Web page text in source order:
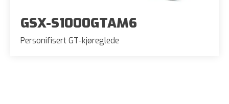
GSX-S1000GTAM6
Personifisert GT-kjøreglede